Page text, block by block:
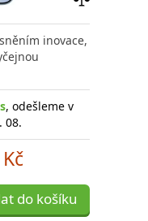
porovnání
inovace,
, odešleme v
08.
do košíku